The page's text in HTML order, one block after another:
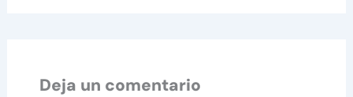
Deja un comentario